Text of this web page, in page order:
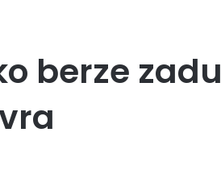
berze